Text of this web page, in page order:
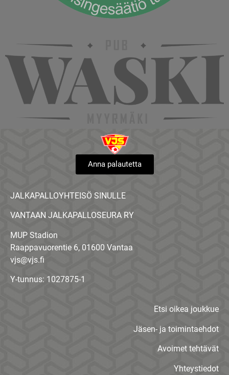
Anna palautetta
JALKAPALLOYHTEISÖ SINULLE
VANTAAN JALKAPALLOSEURA RY
MUP Stadion
Raappavuorentie 6, 01600 Vantaa
vjs@vjs.fi
Y-tunnus: 1027875-1
Etsi oikea joukkue
Jäsen- ja toimintaehdot
Avoimet tehtävät
Yhteystiedot